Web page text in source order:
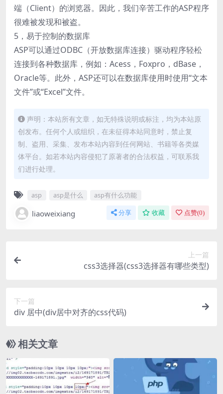
端（Client）的浏览器。因此，我们辛苦工作的ASP程序
很难被发现和被盗。
5，易于控制的数据库
ASP可以通过ODBC（开放数据库连接）驱动程序轻松
连接到各种数据库，例如：Acess，Foxpro，dBase，
Oracle等。此外，ASP还可以在数据库使用时使用“文本
文件”或“Excel”文件。
声明：本站所有文章，如无特殊说明或标注，均为本站原
创发布。任何个人或组织，在未征得本站同意时，禁止复
制、盗用、采集、发布本站内容到任何网站、书籍等各类媒
体平台。如若本站内容侵犯了原著者的合法权益，可联系我
们进行处理。
asp asp是什么 asp有什么功能
liaoweixiang 分享 收藏 点赞(0)
上一篇
css3选择器(css3选择器有哪些类型)
下一篇
div 居中(div居中对齐的css代码)
相关文章